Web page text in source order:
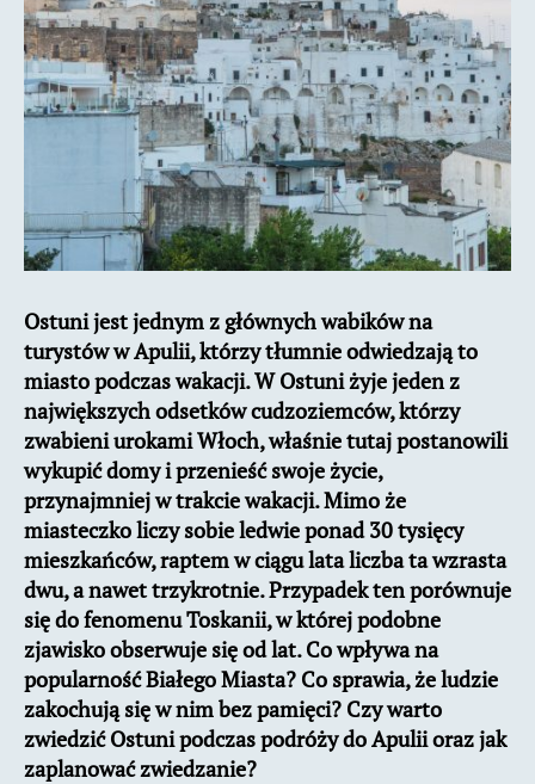
Ostuni jest jednym z głównych wabików na
turystów w Apulii, którzy tłumnie odwiedzają to
miasto podczas wakacji. W Ostuni żyje jeden z
największych odsetków cudzoziemców, którzy
zwabieni urokami Włoch, właśnie tutaj postanowili
wykupić domy i przenieść swoje życie,
przynajmniej w trakcie wakacji. Mimo że
miasteczko liczy sobie ledwie ponad 30 tysięcy
mieszkańców, raptem w ciągu lata liczba ta wzrasta
dwu, a nawet trzykrotnie. Przypadek ten porównuje
się do fenomenu Toskanii, w której podobne
zjawisko obserwuje się od lat. Co wpływa na
popularność Białego Miasta? Co sprawia, że ludzie
zakochują się w nim bez pamięci? Czy warto
zwiedzić Ostuni podczas podróży do Apulii oraz jak
zaplanować zwiedzanie?